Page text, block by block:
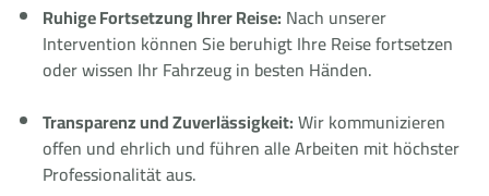
Ruhige Fortsetzung Ihrer Reise: Nach unserer
Intervention können Sie beruhigt Ihre Reise fortsetzen
oder wissen Ihr Fahrzeug in besten Händen.
Transparenz und Zuverlässigkeit:Wir kommunizieren
offen und ehrlich und führen alle Arbeiten mit höchster
Professionalität aus.